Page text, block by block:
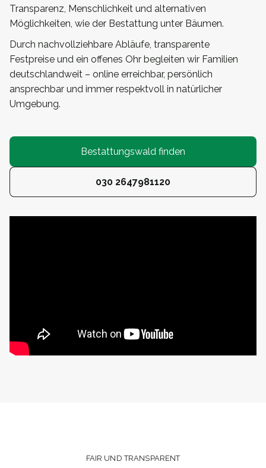
Transparenz, Menschlichkeit und alternativen
Möglichkeiten, wie der Bestattung unter Bäumen.
Durch nachvollziehbare Abläufe, transparente
Festpreise und ein offenes Ohr begleiten wir Familien
deutschlandweit – online erreichbar, persönlich
ansprechbar und immer respektvoll in natürlicher
Umgebung.
Bestattungswald finden
030 2647981120
FAIR UND TRANSPARENT